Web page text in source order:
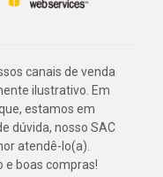
canais de venda
ilustrativo. Em
estamos em
dúvida, nosso SAC
atendê-lo(a).
e boas compras!